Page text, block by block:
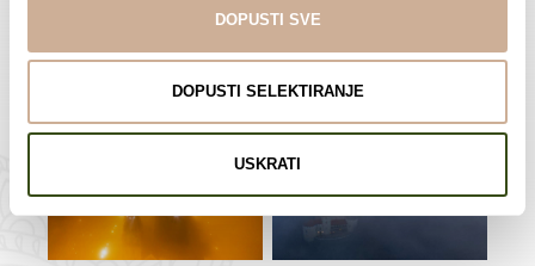
DOPUSTI SVE
DOPUSTI SELEKTIRANJE
USKRATI
Limited Edition Fotografije